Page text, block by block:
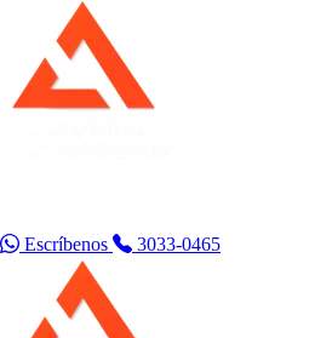
Escríbenos
3033-0465